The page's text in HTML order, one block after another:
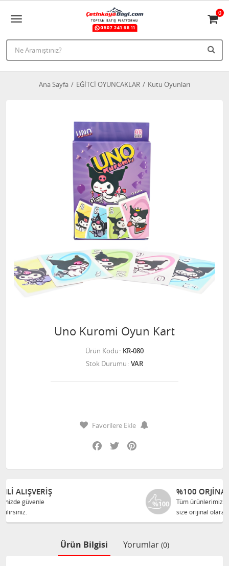
0
Ana Sayfa EĞİTCİ OYUNCAKLAR Kutu Oyunları
Uno Kuromi Oyun Kart
Ürün Kodu KR-080
Stok Durumu VAR
Favorilere Ekle
Facebook
Twitter
%100 ORJINAL ÜRÜNLER
Tüm ürünlerimiz ilgili üreticiden
size orijinal olarak satılır.
Ürün Bilgisi Yorumlar (0)